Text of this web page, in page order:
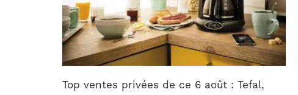
Top ventes privées de ce 6 août : Tefal,